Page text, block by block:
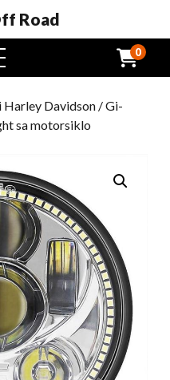
Road
0
Harley Davidson / Gi-
sa motorsiklo